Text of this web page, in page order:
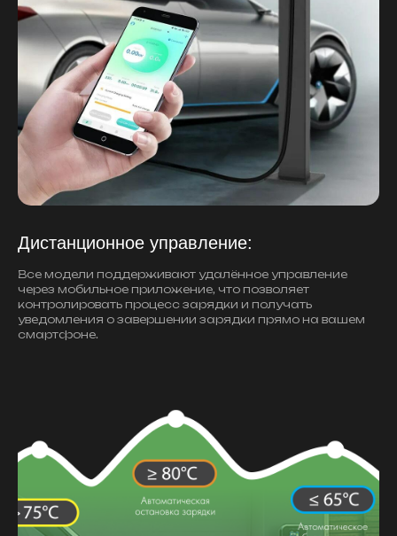
Дистанционное управление:
Все модели поддерживают удалённое управление
через мобильное приложение, что позволяет
контролировать процесс зарядки и получать
уведомления о завершении зарядки прямо на вашем
смартфоне.